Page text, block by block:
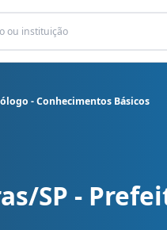
- Conhecimentos Básicos
- Conhecimentos
SP -